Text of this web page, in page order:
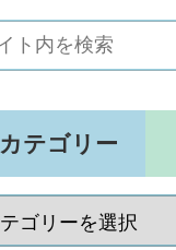
カテゴリー